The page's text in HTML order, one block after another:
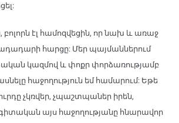
էլ համոզվեցին, որ նախ և առաջ
հարցը: Մեր պայմաններում
կազմով և փոքր փորձառությամբ
հաջողություն եմ համարում: Եթե
չկռվեր, չպաշտպաներ իրեն,
այս հաջողությանը հնարավոր